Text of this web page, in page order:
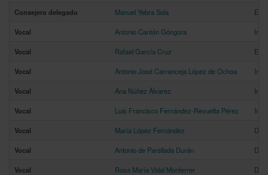
Consejero delegado Manuel Yebra Sola
Vocal Antonio Cantón Góngora
Vocal Rafael García Cruz
Vocal Antonio José Carranceja López de Ochoa
Vocal Ana Núñez Álvarez
Vocal Luis Francisco Fernández-Revuelta Pérez
Vocal María López Fernández
Vocal Antonio de Parellada Durán
Vocal Rosa María Vidal Monferrer